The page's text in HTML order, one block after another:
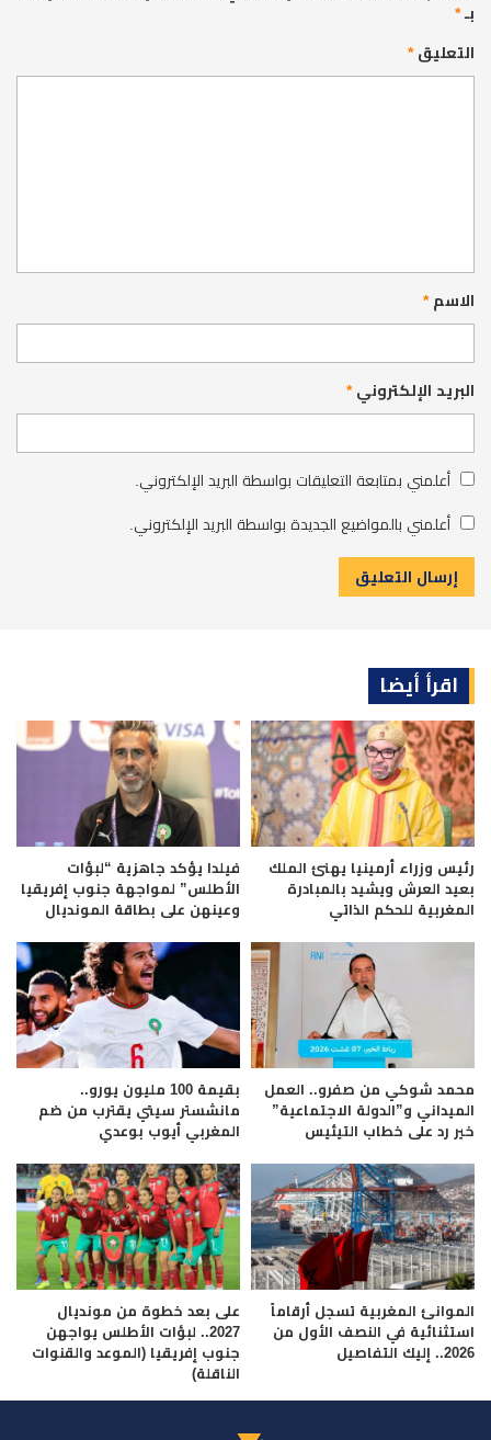
بـ*
التعليق*
الاسم*
البريد الإلكتروني*
أعلمني بمتابعة التعليقات بواسطة البريد الإلكتروني.
أعلمني بالمواضيع الجديدة بواسطة البريد الإلكتروني.
اقرأ أيضا
رئيس وزراء أرمينيا يهنئ الملك
بعيد العرش ويشيد بالمبادرة
المغربية للحكم الذاتي
فيلدا يؤكد جاهزية “لبؤات
الأطلس” لمواجهة جنوب إفريقيا
وعينهن على بطاقة المونديال
محمد شوكي من صفرو.. العمل
الميداني و”الدولة الاجتماعية”
خير رد على خطاب التيئيس
بقيمة 100 مليون يورو..
مانشستر سيتي يقترب من ضم
المغربي أيوب بوعدي
الموانئ المغربية تسجل أرقاماً
استثنائية في النصف الأول من
2026.. إليك التفاصيل
على بعد خطوة من مونديال
2027.. لبؤات الأطلس يواجهن
جنوب إفريقيا (الموعد والقنوات
الناقلة)